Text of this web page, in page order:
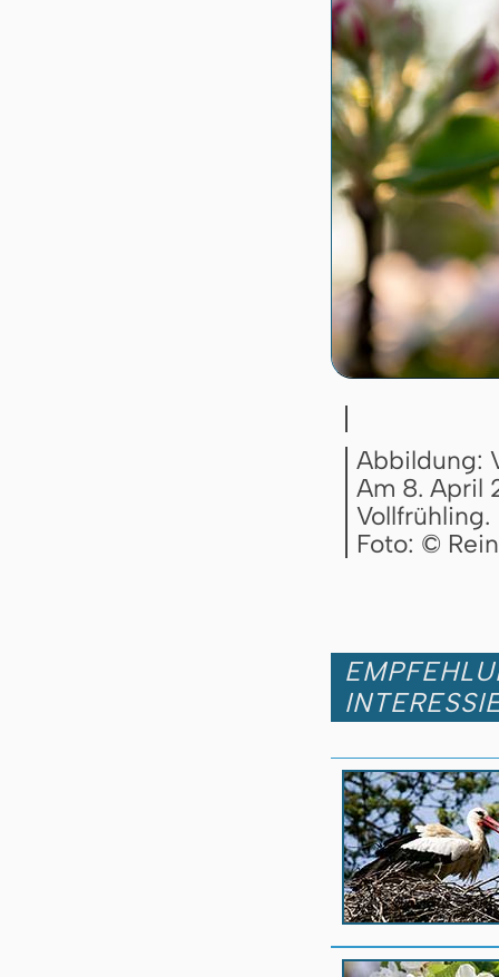
Abbildung:
Am 8. April
Vollfrühling.
Foto: ©